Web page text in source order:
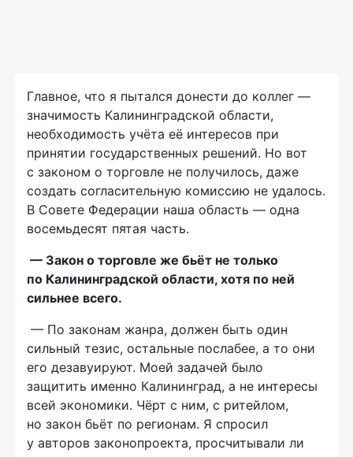
Главное, что я пытался донести до коллег —
значимость Калининградской области,
необходимость учёта её интересов при
принятии государственных решений. Но вот
с законом о торговле не получилось, даже
создать согласительную комиссию не удалось.
В Совете Федерации наша область — одна
восемьдесят пятая часть.
— Закон о торговле же бьёт не только
по Калининградской области, хотя по ней
сильнее всего.
— По законам жанра, должен быть один
сильный тезис, остальные послабее, а то они
его дезавуируют. Моей задачей было
защитить именно Калининград, а не интересы
всей экономики. Чёрт с ним, с ритейлом,
но закон бьёт по регионам. Я спросил
у авторов законопроекта, просчитывали ли